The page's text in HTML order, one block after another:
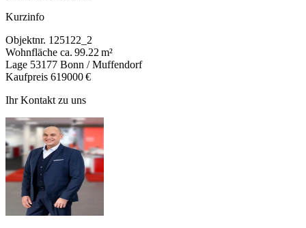
Kurzinfo
Objektnr. 125122_2
Wohnfläche ca. 99.22 m²
Lage 53177 Bonn / Muffendorf
Kaufpreis 619000 €
Ihr Kontakt zu uns